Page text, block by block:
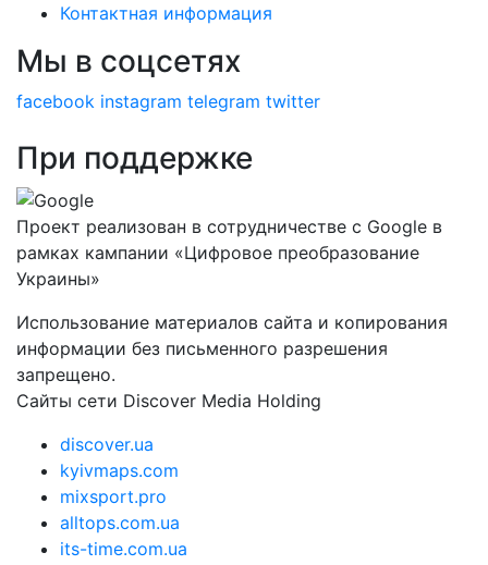
Контактная информация
Мы в соцсетях
facebook instagram telegram twitter
При поддержке
Проект реализован в сотрудничестве с Google в
рамках кампании «Цифровое преобразование
Украины»
Использование материалов сайта и копирования
информации без письменного разрешения
запрещено.
Сайты сети Discover Media Holding
discover.ua
kyivmaps.com
mixsport.pro
alltops.com.ua
its-time.com.ua